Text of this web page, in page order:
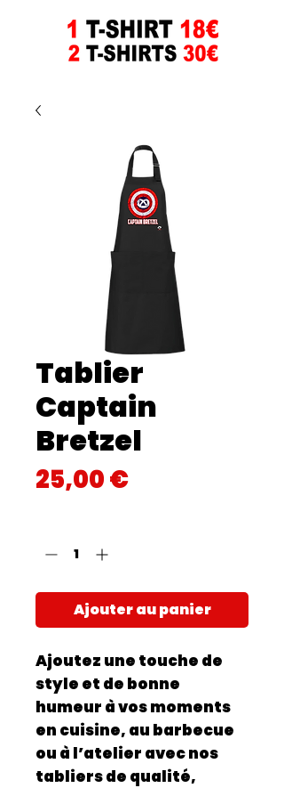
Tablier
Captain
Bretzel
25,00 €Prix
Ajouter au panier
Ajoutez une touche de
style et de bonne
humeur à vos moments
en cuisine, au barbecue
ou à l’atelier avec nos
tabliers de qualité,